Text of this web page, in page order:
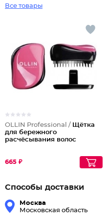
Все товары
OLLIN Professional / Щётка
для бережного
расчёсывания волос
665 ₽
Способы доставки
Москва
Московская область